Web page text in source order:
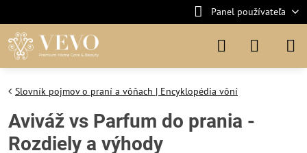
Panel používateľa
Slovník pojmov o praní a vôňach | Encyklopédia vôní
Aviváž vs Parfum do prania -
Rozdiely a výhody